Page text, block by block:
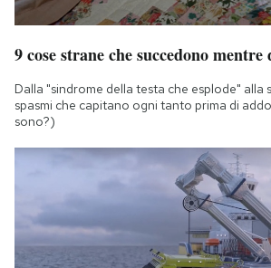
9 cose strane che succedono
Dalla "sindrome della testa che esplode" alla
spasmi che capitano ogni tanto prima di
sono?)